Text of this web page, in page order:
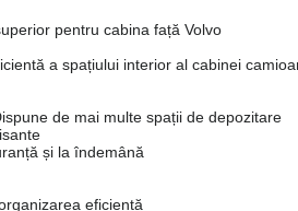
pentru cabina față Volvo
a spațiului interior al cabinei
de mai multe spații de depozitare
și la îndemână
eficientă